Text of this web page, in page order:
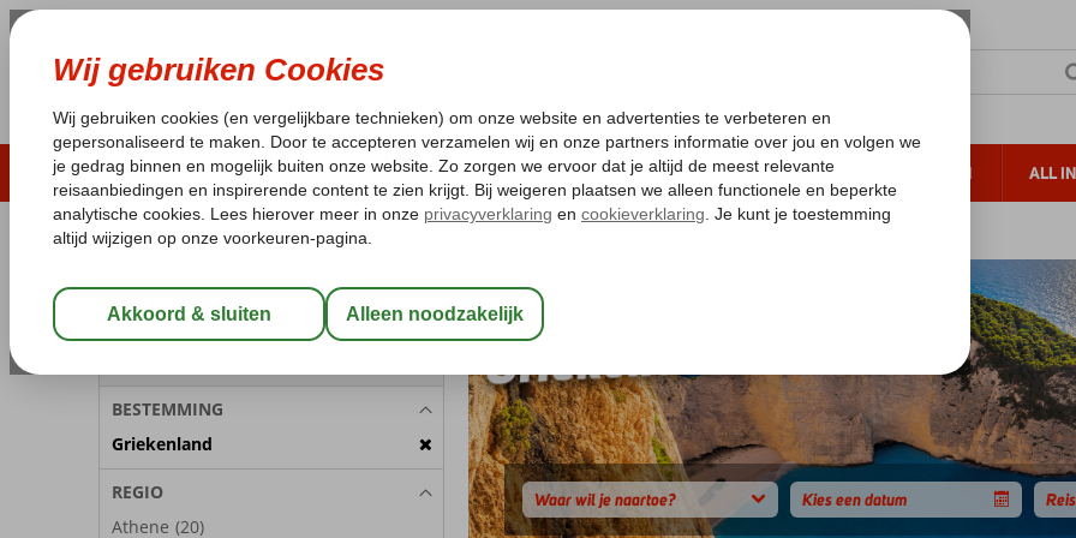
ZOMER 2026 LAST MINUTES WINTERZON ZONVAKANTIES VERRE REIZEN ALL
Laagsteprijsgarantie* Geen fueltoeslag Gratis annuleren*
REISGEZELSCHAP
Kamer 1: 2 Personen
BESTEMMING
Griekenland
REGIO
Athene (20)